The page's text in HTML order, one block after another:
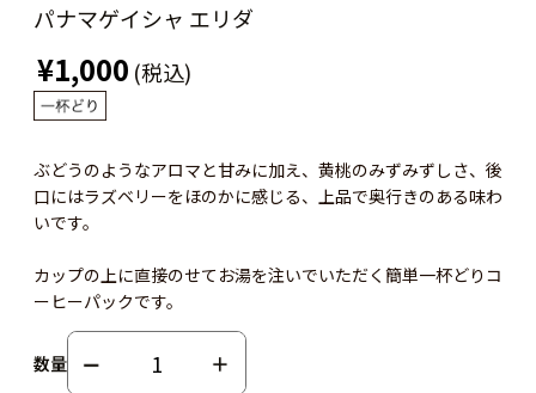
パナマゲイシャ エリダ
¥1,000 (税込)
ぶどうのようなアロマと甘みに加え、黄桃のみずみずしさ、後
口にはラズベリーをほのかに感じる、上品で奥行きのある味わ
いです。
カップの上に直接のせてお湯を注いでいただく簡単一杯どりコ
ーヒーパックです。
数量